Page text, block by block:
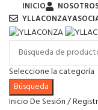
INICIO
Seleccione la categoría
Búsqueda
Inicio De Sesión /